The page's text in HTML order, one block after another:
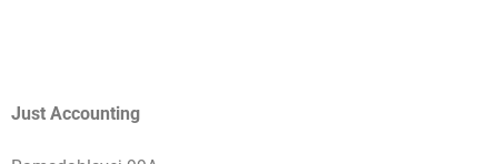
Just Accounting